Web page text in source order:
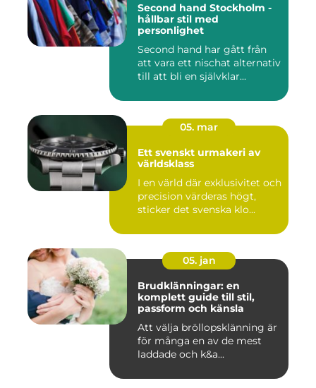
Second hand Stockholm -
hållbar stil med
personlighet
Second hand har gått från
att vara ett nischat alternativ
till att bli en självklar...
05. mar
Ett svenskt urmakeri av
världsklass
I en värld där exklusivitet och
precision värderas högt,
sticker det svenska klo...
05. jan
Brudklänningar: en
komplett guide till stil,
passform och känsla
Att välja bröllopsklänning är
för många en av de mest
laddade och k&a...